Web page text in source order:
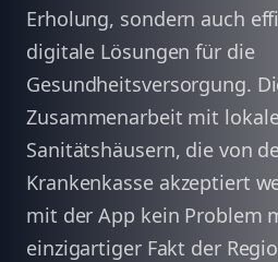
Erholung, sondern auch
digitale Lösungen für die
Gesundheitsversorgung.
Zusammenarbeit mit
Sanitätshäusern, die von
Krankenkasse akzeptiert
mit der App kein Problem
einzigartiger Fakt der